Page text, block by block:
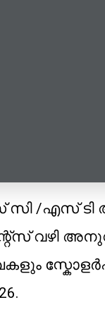
/എസ് ടി
വഴി